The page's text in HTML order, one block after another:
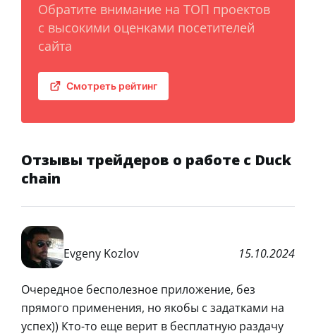
Обратите внимание на ТОП проектов
с высокими оценками посетителей
сайта
Смотреть рейтинг
Отзывы трейдеров о работе с Duck
chain
Evgeny Kozlov 15.10.2024
Очередное бесполезное приложение, без
прямого применения, но якобы с задатками на
успех)) Кто-то еще верит в бесплатную раздачу